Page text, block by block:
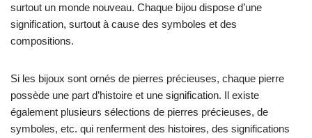
surtout un monde nouveau. Chaque bijou dispose d’une
signification, surtout à cause des symboles et des
compositions.
Si les bijoux sont ornés de pierres précieuses, chaque pierre
possède une part d’histoire et une signification. Il existe
également plusieurs sélections de pierres précieuses, de
symboles, etc. qui renferment des histoires, des significations